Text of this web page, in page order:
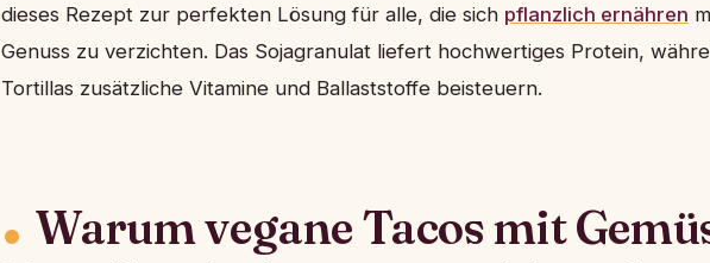
dieses Rezept zur perfekten Lösung für alle, die sich pflanzlich ernähren
Genuss zu verzichten. Das Sojagranulat liefert hochwertiges Protein,
Tortillas zusätzliche Vitamine und Ballaststoffe beisteuern.
Warum vegane Tacos mit